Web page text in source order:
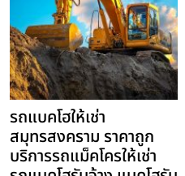
รถแบคโฮให้เช่า
สมุทรสงคราม ราคาถูก
บริการรถแม็คโครให้เช่า